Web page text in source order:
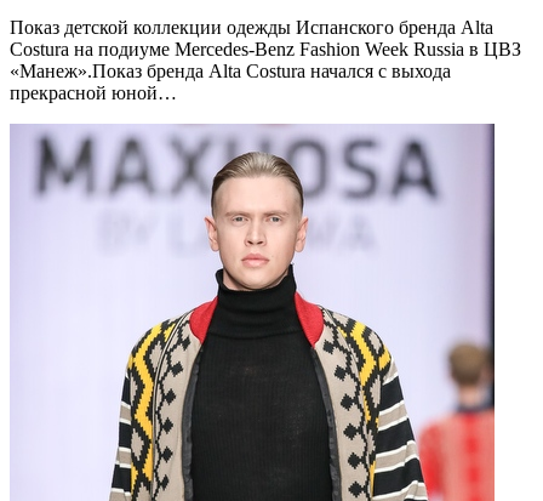
Показ детской коллекции одежды Испанского бренда Alta
Costura на подиуме Mercedes-Benz Fashion Week Russia в ЦВЗ
«Манеж».Показ бренда Alta Costura начался с выхода
прекрасной юной…